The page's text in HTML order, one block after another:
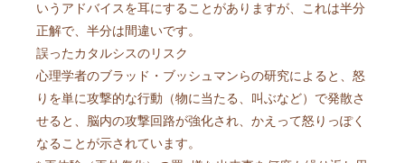
いうアドバイスを耳にすることがありますが、これは半分
正解で、半分は間違いです。
誤ったカタルシスのリスク
心理学者のブラッド・ブッシュマンらの研究によると、怒
りを単に攻撃的な行動（物に当たる、叫ぶなど）で発散さ
せると、脳内の攻撃回路が強化され、かえって怒りっぽく
なることが示されています。